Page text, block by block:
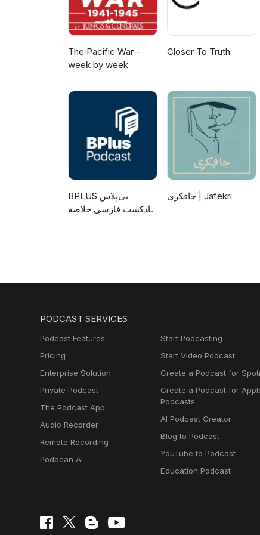
The Pacific War -
week by week
Closer To Truth
‌BPLUS بی‌پلاس
پادکست فارسی خلاصه
جافکری | Jafekri
PODCAST SERVICES
Podcast Features
Pricing
Enterprise Solution
Private Podcast
The Podcast App
Audio Recorder
Remote Recording
Podbean AI
Start Podcasting
Start Video Podcast
Create a Podcast for
Create a Podcast for
Podcasts
AI Podcast Creator
Blog to Podcast
YouTube to Podcast
Education Podcast